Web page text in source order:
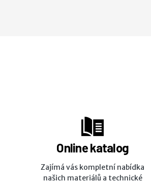
Online katalog
Zajímá vás kompletní nabídka
našich materiálů a technické